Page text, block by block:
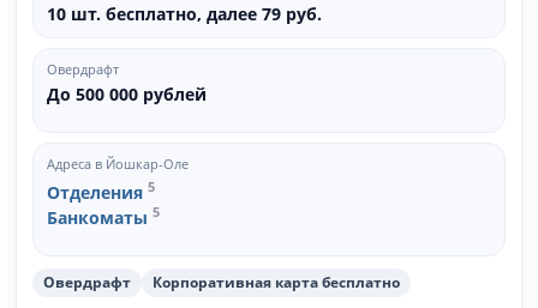
10 шт. бесплатно, далее 79 руб.
Овердрафт
До 500 000 рублей
Адреса в Йошкар-Оле
Отделения5
Банкоматы5
Овердрафт Корпоративная карта бесплатно